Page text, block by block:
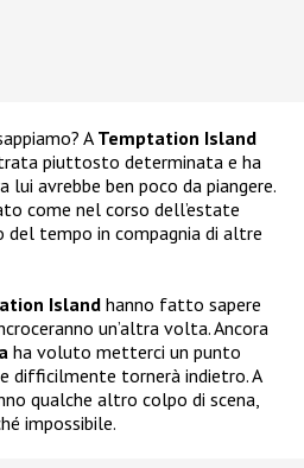
A Temptation Island
piuttosto determinata e ha
avrebbe ben poco da piangere.
come nel corso dell’estate
del tempo in compagnia di altre
Islandhanno fatto sapere
un’altra volta. Ancora
ha voluto metterci un punto
difficilmente tornerà indietro. A
qualche altro colpo di scena,
impossibile.